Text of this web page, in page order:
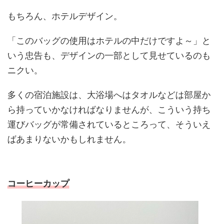
もちろん、ホテルデザイン。
「このバッグの使用はホテルの中だけですよ～」と
いう忠告も、デザインの一部として見せているのも
ニクい。
多くの宿泊施設は、大浴場へはタオルなどは部屋か
ら持っていかなければなりませんが、こういう持ち
運びバッグが常備されているところって、そういえ
ばあまりないかもしれません。
コーヒーカップ